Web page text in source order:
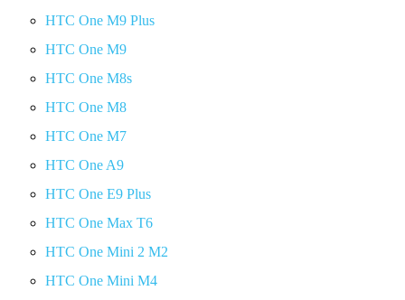
HTC One M9 Plus
HTC One M9
HTC One M8s
HTC One M8
HTC One M7
HTC One A9
HTC One E9 Plus
HTC One Max T6
HTC One Mini 2 M2
HTC One Mini M4